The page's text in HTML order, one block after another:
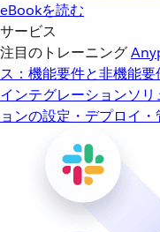
eBookを読む
サービス
注目のトレーニング
ス：機能要件と非機能
インテグレーションソリ
ョンの設定・デプロイ・